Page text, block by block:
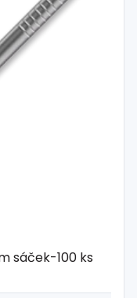
sáček-100 ks